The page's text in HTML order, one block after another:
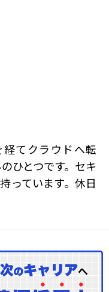
てクラウドへ転
ひとつです。セキ
っています。休日